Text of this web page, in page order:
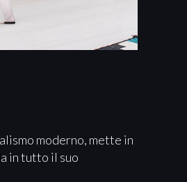
moderno, mette in
in tutto il suo